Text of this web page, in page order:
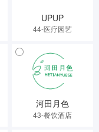
UPUP
44-医疗园艺
河田月色
43-餐饮酒店